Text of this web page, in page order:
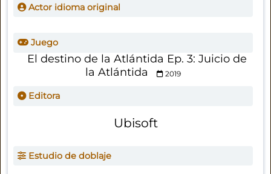
Actor idioma original
Juego
El destino de la Atlántida Ep. 3: Juicio de
la Atlántida
2019
Editora
Ubisoft
Estudio de doblaje